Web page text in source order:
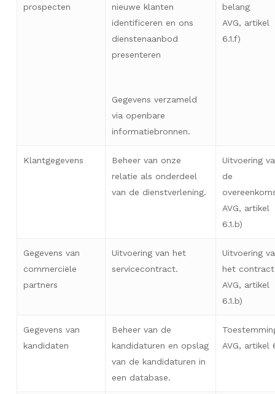
prospecten
nieuwe klanten
identificeren en ons
dienstenaanbod
presenteren
Gegevens verzameld
via openbare
informatiebronnen.
belang
AVG, artikel
6.1.f)
Klantgegevens
Beheer van onze
relatie als onderdeel
van de dienstverlening.
Uitvoering
de
AVG, artikel
6.1.b)
Gegevens van
commerciële
partners
Uitvoering van het
servicecontract.
Uitvoering
het contract
AVG, artikel
6.1.b)
Gegevens van
kandidaten
Beheer van de
kandidaturen en opslag
van de kandidaturen in
een database.
AVG, artikel